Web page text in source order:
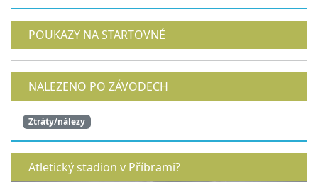
POUKAZY NA STARTOVNÉ
NALEZENO PO ZÁVODECH
Ztráty/nálezy
Atletický stadion v Příbrami?